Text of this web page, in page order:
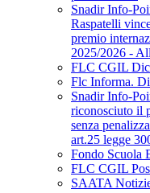
Snadir Info-
Raspatelli
premio
2025/2026 -
FLC CGIL
Flc Informa.
Snadir Info-
riconosciuto il
senza
art.25 legge
Fondo Scuola
FLC CGIL
SAATA